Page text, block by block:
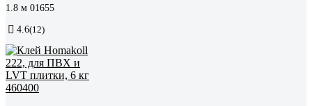
1.8 м 01655
4.6(12)